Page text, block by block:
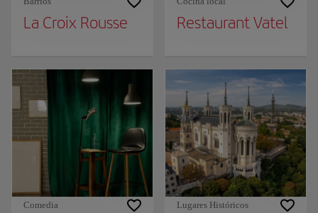
La Croix Rousse Restaurant Vatel
Comedia Lugares Históricos